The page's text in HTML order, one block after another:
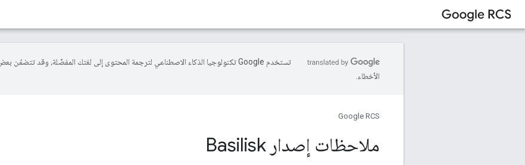
تستخدم Google تكنولوجيا الذكاء الاصطناعي لترجمة المحتوى إلى لغتك المفضّلة، وقد تتضمّن بعض
الأخطاء.
Google RCS
ملاحظات إصدار Basilisk